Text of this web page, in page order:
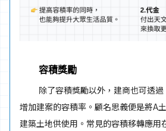
容積獎勵
除了容積獎勵以外，建商也可透過
增加建案的容積率。顧名思義便是將A
建築土地供使用。常見的容積移轉應用